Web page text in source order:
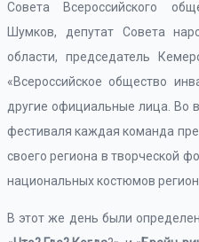
Совета Всероссийского
Шумков, депутат Совета
области, председатель
«Всероссийское общество
другие официальные лица. Во
фестиваля каждая команда
своего региона в творческой
национальных костюмов
В этот же день были